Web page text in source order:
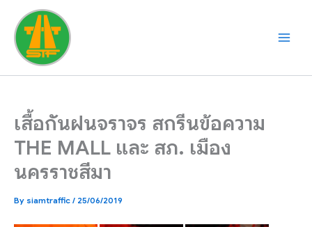
content
เสื้อกันฝนจราจร สกรีนข้อความ
THE MALL และ สภ. เมือง
นครราชสีมา
By siamtraffic / 25/06/2019